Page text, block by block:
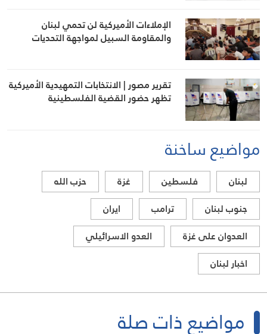
الإملاءات الأميركية لن تحمي لبنان
والمقاومة السبيل لمواجهة التحديات
تقرير مصور | الانتخابات التمهيدية الأميركية
تظهر حضور القضية الفلسطينية
مواضيع ساخنة
لبنان فلسطين غزة
حزب الله
جنوب لبنان
ترامب
ايران
العدوان على غزة
العدو الاسرائيلي
اخبار لبنان
مواضيع ذات صلة